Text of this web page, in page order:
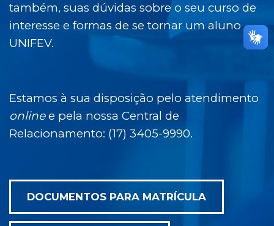
também, suas dúvidas sobre o seu curso de
interesse e formas de se tornar um aluno
UNIFEV.
Estamos à sua disposição pelo atendimento
onlinee pela nossa Central de
Relacionamento: (17) 3405-9990.
DOCUMENTOS PARA MATRÍCULA